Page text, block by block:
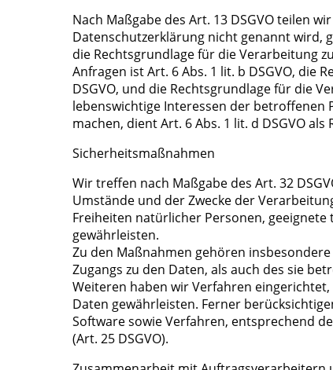
Nach Maßgabe des Art. 13 DSGVO teilen
Datenschutzerklärung nicht genannt wird,
die Rechtsgrundlage für die Verarbeitung
Anfragen ist Art. 6 Abs. 1 lit. b DSGVO, die
DSGVO, und die Rechtsgrundlage für die
lebenswichtige Interessen der
machen, dient Art. 6 Abs. 1 lit. d DSGVO als
Sicherheitsmaßnahmen
Wir treffen nach Maßgabe des Art. 32
Umstände und der Zwecke der
Freiheiten natürlicher Personen,
gewährleisten.
Zu den Maßnahmen gehören
Zugangs zu den Daten, als auch des sie
Weiteren haben wir Verfahren
Daten gewährleisten. Ferner
Software sowie Verfahren, entsprechend
(Art. 25 DSGVO).